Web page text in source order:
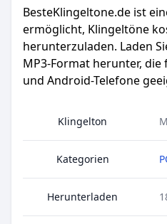
BesteKlingeltone.de ist
ermöglicht, Klingeltöne
herunterzuladen. Laden
MP3-Format herunter, die
und Android-Telefone
Klingelton
Kategorien
Herunterladen